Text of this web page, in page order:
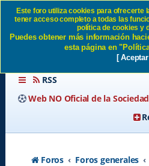
2 A 2010/
RSS
Web NO Oficial de la
Foros Foros generales
Este foro utiliza cookies para ofrecerte
tener acceso completo a todas las
política de cookies y
Puedes obtener más información
esta página en
[